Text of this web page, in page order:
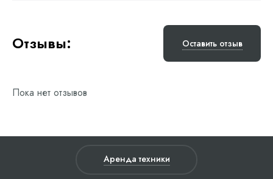
Отзывы: Оставить отзыв
Пока нет отзывов
Аренда техники